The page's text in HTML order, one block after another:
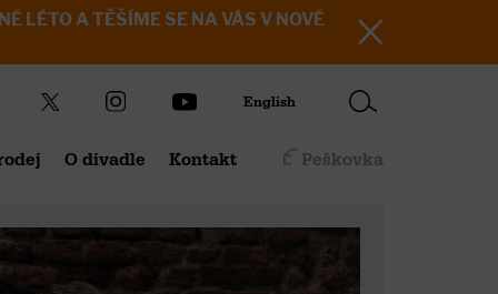
LÉTO A TĚŠÍME SE NA VÁS V NOVÉ
English
O divadle Kontakt Peškovka